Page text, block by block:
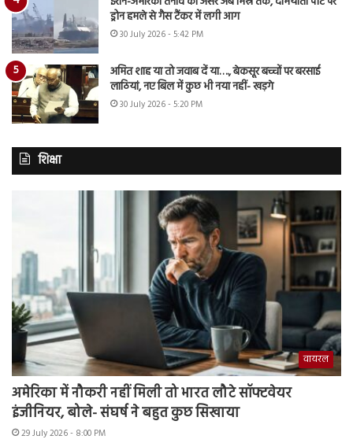
ड्रोन हमले से गैस टैंकर में लगी आग
30 July 2026 - 5:42 PM
अमित शाह या तो जवाब दें या…., बेकसूर बच्चों पर बरसाई
लाठियां, नए बिल में कुछ भी नया नहीं- खड़गे
30 July 2026 - 5:20 PM
शिक्षा
वायरल
अमेरिका में नौकरी नहीं मिली तो भारत लौटे सॉफ्टवेयर
इंजीनियर, बोले- संघर्ष ने बहुत कुछ सिखाया
29 July 2026 - 8:00 PM